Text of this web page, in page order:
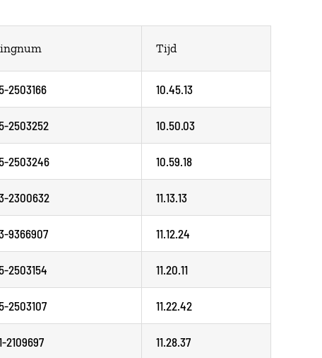
Tijd
2503166 10.45.13
2503252 10.50.03
2503246 10.59.18
2300632 11.13.13
9366907 11.12.24
2503154 11.20.11
2503107 11.22.42
2109697 11.28.37